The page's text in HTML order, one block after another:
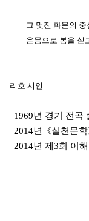
그 멋진 파문의
온몸으로 봄을 싣
리호 시인
1969년 경기 전곡
2014년 《실천문학
2014년 제3회 이